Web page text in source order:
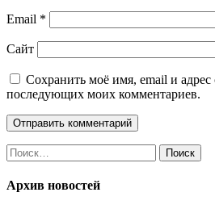
Email *
Сайт
Сохранить моё имя, email и адрес
последующих моих комментариев.
Найти:
Архив новостей